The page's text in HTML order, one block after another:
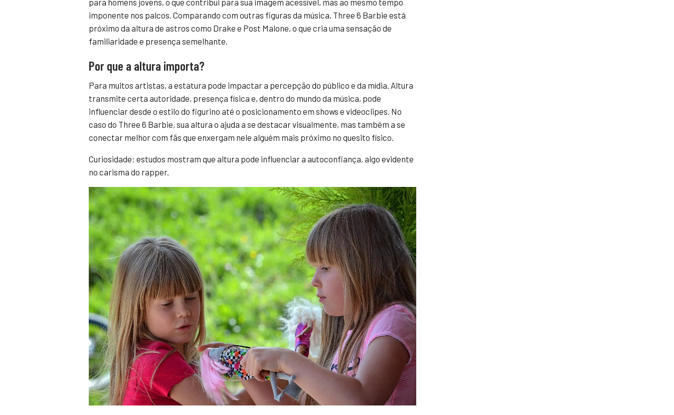
para homens jovens, o que contribui para sua imagem acessível, mas ao mesmo tempo
imponente nos palcos. Comparando com outras figuras da música, Three 6 Barbie está
próximo da altura de astros como Drake e Post Malone, o que cria uma sensação de
familiaridade e presença semelhante.
Por que a altura importa?
Para muitos artistas, a estatura pode impactar a percepção do público e da mídia. Altura
transmite certa autoridade, presença física e, dentro do mundo da música, pode
influenciar desde o estilo do figurino até o posicionamento em shows e videoclipes. No
caso do Three 6 Barbie, sua altura o ajuda a se destacar visualmente, mas também a se
conectar melhor com fãs que enxergam nele alguém mais próximo no quesito físico.
Curiosidade: estudos mostram que altura pode influenciar a autoconfiança, algo evidente
no carisma do rapper.